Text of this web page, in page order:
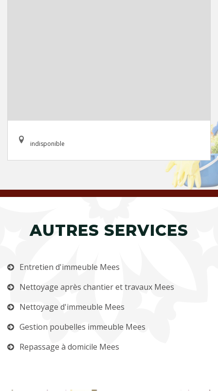
indisponible
AUTRES SERVICES
Entretien d'immeuble Mees
Nettoyage après chantier et travaux Mees
Nettoyage d'immeuble Mees
Gestion poubelles immeuble Mees
Repassage à domicile Mees